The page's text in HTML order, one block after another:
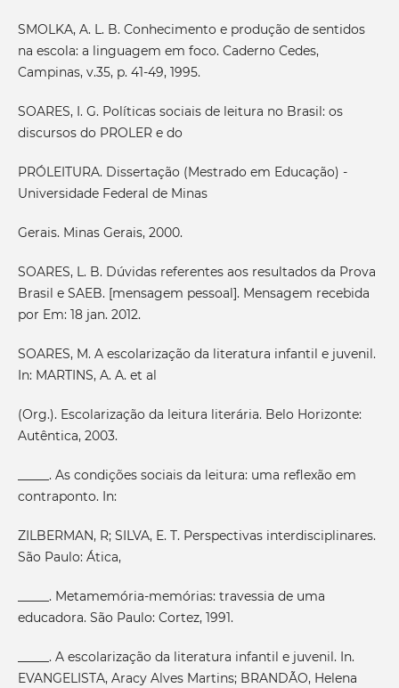
SMOLKA, A. L. B. Conhecimento e produção de sentidos
na escola: a linguagem em foco. Caderno Cedes,
Campinas, v.35, p. 41-49, 1995.
SOARES, I. G. Políticas sociais de leitura no Brasil: os
discursos do PROLER e do
PRÓLEITURA. Dissertação (Mestrado em Educação) -
Universidade Federal de Minas
Gerais. Minas Gerais, 2000.
SOARES, L. B. Dúvidas referentes aos resultados da Prova
Brasil e SAEB. [mensagem pessoal]. Mensagem recebida
por Em: 18 jan. 2012.
SOARES, M. A escolarização da literatura infantil e juvenil.
In: MARTINS, A. A. et al
(Org.). Escolarização da leitura literária. Belo Horizonte:
Autêntica, 2003.
_____. As condições sociais da leitura: uma reflexão em
contraponto. In:
ZILBERMAN, R; SILVA, E. T. Perspectivas interdisciplinares.
São Paulo: Ática,
_____. Metamemória-memórias: travessia de uma
educadora. São Paulo: Cortez, 1991.
_____. A escolarização da literatura infantil e juvenil. In.
EVANGELISTA, Aracy Alves Martins; BRANDÃO, Helena